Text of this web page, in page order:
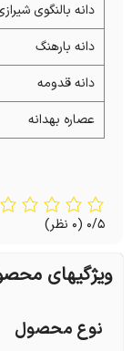
دانه بالنگوی
دانه بارهنگ
دانه قدومه
عصاره بهدانه
0/5 (0 نظر)
ویژگیهای
نوع محصول